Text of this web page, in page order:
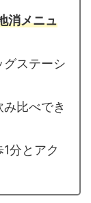
消メニュ
グステーシ
比べでき
分とアク